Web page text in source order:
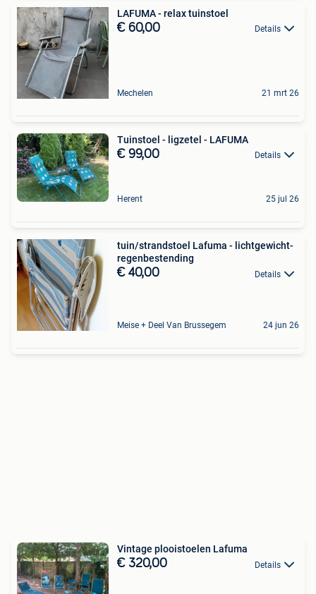
LAFUMA - relax tuinstoel
€ 60,00 Details
Mechelen 21 mrt 26
Tuinstoel - ligzetel - LAFUMA
€ 99,00 Details
Herent 25 jul 26
tuin/strandstoel Lafuma - lichtgewicht-
regenbestending
€ 40,00 Details
Meise + Deel Van Brussegem 24 jun 26
Vintage plooistoelen Lafuma
€ 320,00 Details